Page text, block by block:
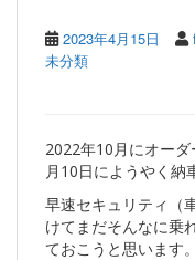
2023年4月15日
未分類
2022年10月にオー
月10日にようやく納
早速セキュリティ（
けてまだそんなに乗
ておこうと思います。